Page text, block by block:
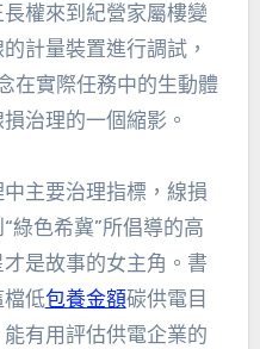
權來到紀營家屬樓變
計量裝置進行調試，
在實際任務中的生動體
治理的一個縮影。
主要治理指標，線損
綠色希冀”所倡導的高
是故事的女主角。書
低包養金額碳供電目
能有用評估供電企業的